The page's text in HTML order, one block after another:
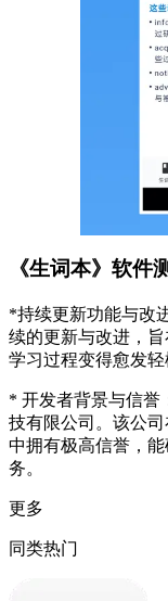
《生词本》软件
*持续更新功能与改
续的更新与改进，
学习过程变得愈发轻
* 开发者背景与信誉
技有限公司。该公
中拥有极高信誉，
务。
更多
同类热门